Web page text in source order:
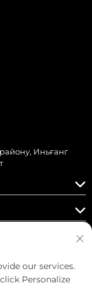
Иньғанг
our services.
Personalize